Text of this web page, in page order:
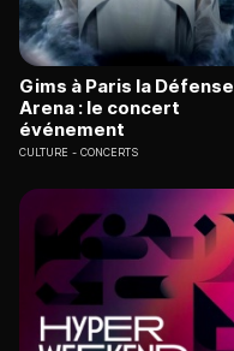
Gims à Paris la Défense
Arena : le concert
événement
CULTURE CONCERTS